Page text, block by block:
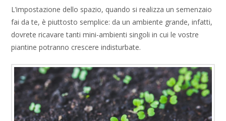
L’impostazione dello spazio, quando si realizza un semenzaio
fai da te, è piuttosto semplice: da un ambiente grande, infatti,
dovrete ricavare tanti mini-ambienti singoli in cui le vostre
piantine potranno crescere indisturbate.